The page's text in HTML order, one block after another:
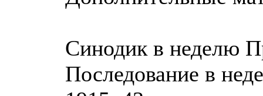
Синодик в неделю
Последование в